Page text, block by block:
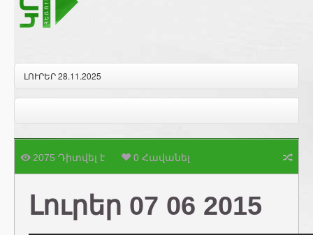
ԼՈՒՐԵՐ 28.11.2025
2075 Դիտվել է 0 Հավանել
Լուրեր 07 06 2015